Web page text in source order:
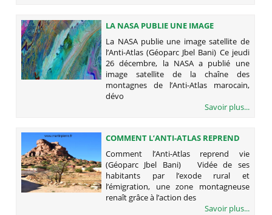
LA NASA PUBLIE UNE IMAGE
SATELLITE DE L’ANTI-ATLAS
(GÉOPARC JBEL BANI)
La NASA publie une image satellite de
l’Anti-Atlas (Géoparc Jbel Bani) Ce jeudi
26 décembre, la NASA a publié une
image satellite de la chaîne des
montagnes de l’Anti-Atlas marocain,
dévo
Savoir plus...
COMMENT L’ANTI-ATLAS REPREND
VIE (GÉOPARC JBEL BANI)
Comment l’Anti-Atlas reprend vie
(Géoparc Jbel Bani) Vidée de ses
habitants par l’exode rural et
l’émigration, une zone montagneuse
renaît grâce à l’action des
Savoir plus...